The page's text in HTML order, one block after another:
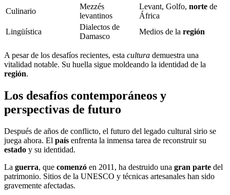
Culinario
Mezzés
levantinos
Levant, Golfo, norte de
África
Lingüística
Dialectos de
Damasco
Medios de la región
A pesar de los desafíos recientes, esta cultura demuestra una
vitalidad notable. Su huella sigue moldeando la identidad de la
región.
Los desafíos contemporáneos y
perspectivas de futuro
Después de años de conflicto, el futuro del legado cultural sirio se
juega ahora. El país enfrenta la inmensa tarea de reconstruir su
estado y su identidad.
La guerra, que comenzó en 2011, ha destruido una gran parte del
patrimonio. Sitios de la UNESCO y técnicas artesanales han sido
gravemente afectadas.